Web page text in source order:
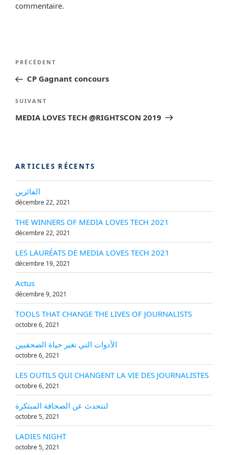
commentaire.
Navigation
de
Article
précédent
PRÉCÉDENT
CP Gagnant concours
Article
suivant
SUIVANT
MEDIA LOVES TECH @RIGHTSCON 2019
ARTICLES RÉCENTS
الفائزين
décembre 22, 2021
THE WINNERS OF MEDIA LOVES TECH 2021
décembre 22, 2021
LES LAURÉATS DE MEDIA LOVES TECH 2021
décembre 19, 2021
Actus
décembre 9, 2021
TOOLS THAT CHANGE THE LIVES OF JOURNALISTS
octobre 6, 2021
الأدوات التي تغير حياة الصحفيين
octobre 6, 2021
LES OUTILS QUI CHANGENT LA VIE DES JOURNALISTES
octobre 6, 2021
لنتحدث عن الصحافة المبتكرة
octobre 5, 2021
LADIES NIGHT
octobre 5, 2021